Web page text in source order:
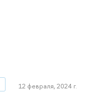
12 февраля, 2024 г.